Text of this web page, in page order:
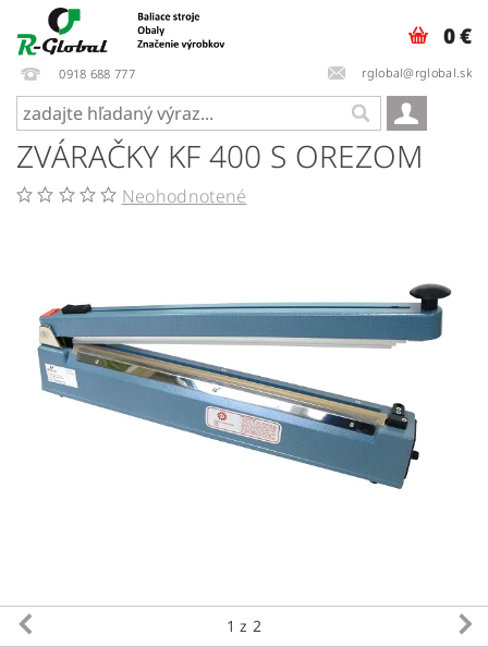
0918 688 777 rglobal@rglobal.sk
0 €
ZVÁRAČKY KF 400 S OREZOM
Neohodnotené
1 z 2